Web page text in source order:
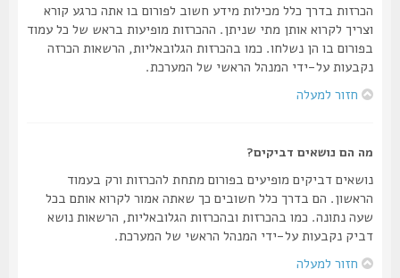
הכרזות בדרך כלל מכילות מידע חשוב לפורום בו אתה כרגע קורא
וצריך לקרוא אותן מתי שניתן. ההכרזות מופיעות בראש של כל עמוד
בפורום בו הן נשלחו. כמו בהכרזות הגלובאליות, הרשאות הכרזה
נקבעות על-ידי המנהל הראשי של המערכת.
חזור למעלה
מה הם נושאים דביקים?
נושאים דביקים מופיעים בפורום מתחת להכרזות ורק בעמוד
הראשון. הם בדרך כלל חשובים כך שאתה אמור לקרוא אותם בכל
שעה נתונה. כמו בהכרזות ובהכרזות הגלובאליות, הרשאות נושא
דביק נקבעות על-ידי המנהל הראשי של המערכת.
חזור למעלה